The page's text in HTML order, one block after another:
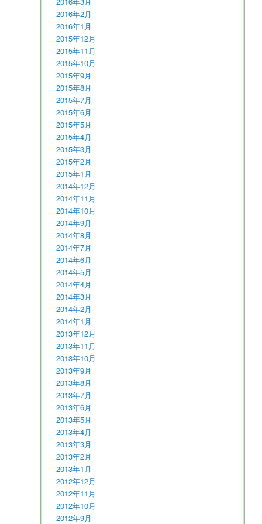
2016年2月
2016年1月
2015年12月
2015年11月
2015年10月
2015年9月
2015年8月
2015年7月
2015年6月
2015年5月
2015年4月
2015年3月
2015年2月
2015年1月
2014年12月
2014年11月
2014年10月
2014年9月
2014年8月
2014年7月
2014年6月
2014年5月
2014年4月
2014年3月
2014年2月
2014年1月
2013年12月
2013年11月
2013年10月
2013年9月
2013年8月
2013年7月
2013年6月
2013年5月
2013年4月
2013年3月
2013年2月
2013年1月
2012年12月
2012年11月
2012年10月
2012年9月